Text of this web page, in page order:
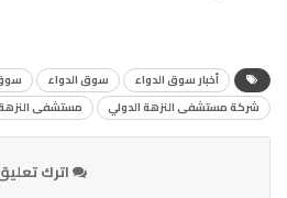
أخبار سوق الدواء سوق الدواء
شركة مستشفى النزهة الدولي
مستشفى
اترك